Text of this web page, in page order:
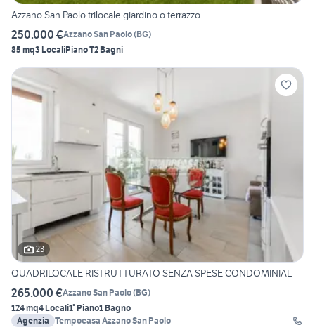
Azzano San Paolo trilocale giardino o terrazzo
250.000 €Azzano San Paolo(BG)
85 mq3 LocaliPiano T2 Bagni
23
QUADRILOCALE RISTRUTTURATO SENZA SPESE CONDOMINIAL
265.000 €Azzano San Paolo(BG)
124 mq4 Locali1° Piano1 Bagno
Agenzia Tempocasa Azzano San Paolo